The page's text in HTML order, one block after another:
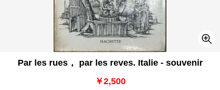
Par les rues， par les reves. Italie - souvenir
￥2,500